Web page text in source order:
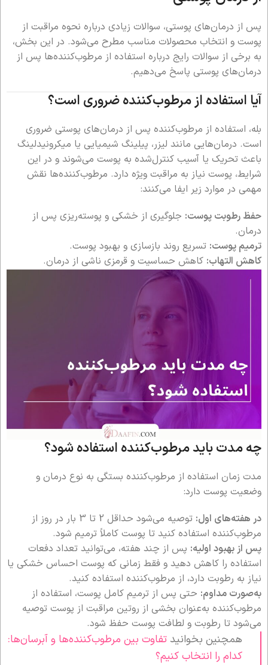
پس از درمان‌های پوستی، سوالات زیادی درباره نحوه مراقبت از
پوست و انتخاب محصولات مناسب مطرح می‌شود. در این بخش،
به برخی از سوالات رایج درباره استفاده از مرطوب‌کننده‌ها پس از
درمان‌های پوستی پاسخ می‌دهیم.
آیا استفاده از مرطوب‌کننده ضروری است؟
بله، استفاده از مرطوب‌کننده پس از درمان‌های پوستی ضروری
است. درمان‌هایی مانند لیزر، پیلینگ شیمیایی یا میکرونیدلینگ
باعث تحریک یا آسیب کنترل‌شده به پوست می‌شوند و در این
شرایط، پوست نیاز به مراقبت ویژه دارد. مرطوب‌کننده‌ها نقش
مهمی در موارد زیر ایفا می‌کنند:
حفظ رطوبت پوست: جلوگیری از خشکی و پوسته‌ریزی پس از
درمان.
ترمیم پوست: تسریع روند بازسازی و بهبود پوست.
کاهش التهاب: کاهش حساسیت و قرمزی ناشی از درمان.
چه مدت باید مرطوب‌کننده استفاده شود؟
مدت زمان استفاده از مرطوب‌کننده بستگی به نوع درمان و
وضعیت پوست دارد:
در هفته‌های اول:
توصیه می‌شود حداقل 2 تا 3 بار در روز از
مرطوب‌کننده استفاده کنید تا پوست کاملاً ترمیم شود.
پس از بهبود اولیه: پس از چند هفته، می‌توانید تعداد دفعات
استفاده را کاهش دهید و فقط زمانی که پوست احساس خشکی یا
نیاز به رطوبت دارد، از مرطوب‌کننده استفاده کنید.
به‌صورت مداوم: حتی پس از ترمیم کامل پوست، استفاده از
مرطوب‌کننده به‌عنوان بخشی از روتین مراقبت از پوست توصیه
می‌شود تا رطوبت و لطافت پوست حفظ شود.
همچنین بخوانیدتفاوت بین مرطوب‌کننده‌ها و آبرسان‌ها:
کدام را انتخاب کنیم؟